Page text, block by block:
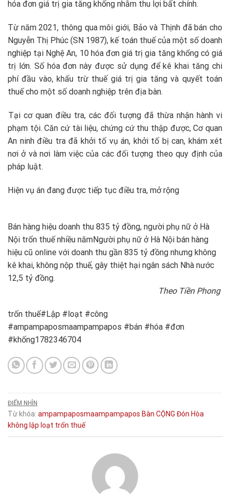
hóa đơn giá trị gia tăng khống nhằm thu lợi bất chính.
Từ năm 2021, thông qua môi giới, Bảo và Thịnh đã bán cho
Nguyễn Thị Phúc (SN 1987), kế toán thuế của một số doanh
nghiệp tại Nghệ An, 10 hóa đơn giá trị gia tăng khống có giá
trị lớn. Số hóa đơn này được sử dụng để kê khai tăng chi
phí đầu vào, khấu trừ thuế giá trị gia tăng và quyết toán
thuế cho một số doanh nghiệp trên địa bàn.
Tại cơ quan điều tra, các đối tượng đã thừa nhận hành vi
phạm tội. Căn cứ tài liệu, chứng cứ thu thập được, Cơ quan
An ninh điều tra đã khởi tố vụ án, khởi tố bị can, khám xét
nơi ở và nơi làm việc của các đối tượng theo quy định của
pháp luật.
Hiện vụ án đang được tiếp tục điều tra, mở rộng
Bán hàng hiệu doanh thu 835 tỷ đồng, người phụ nữ ở Hà
Nội trốn thuế nhiều nămNgười phụ nữ ở Hà Nội bán hàng
hiệu cũ online với doanh thu gần 835 tỷ đồng nhưng không
kê khai, không nộp thuế, gây thiệt hại ngân sách Nhà nước
12,5 tỷ đồng.
Theo Tiền Phong
trốn thuế#Lập #loạt #công
#ampampaposmaampampapos #bán #hóa #đơn
#khống1782346704
ĐIỂM NHÌN
Từ khóa: ampampaposmaampampapos Bàn CỘNG Đón Hòa
không lập loạt trốn thuế